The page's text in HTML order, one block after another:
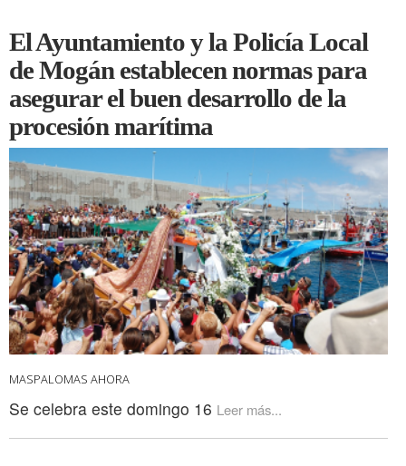
El Ayuntamiento y la Policía Local
de Mogán establecen normas para
asegurar el buen desarrollo de la
procesión marítima
MASPALOMAS AHORA
Se celebra este domingo 16 Leer más...